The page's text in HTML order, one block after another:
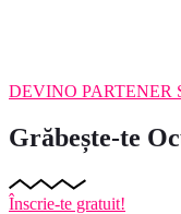
DEVINO PARTENER
Grăbește-te
Înscrie-te gratuit!